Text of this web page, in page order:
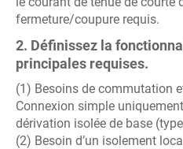
fermeture/coupure requis.
2. Définissez la
principales requises.
(1) Besoins de commutation
Connexion simple
dérivation isolée de base
(2) Besoin d’un isolement